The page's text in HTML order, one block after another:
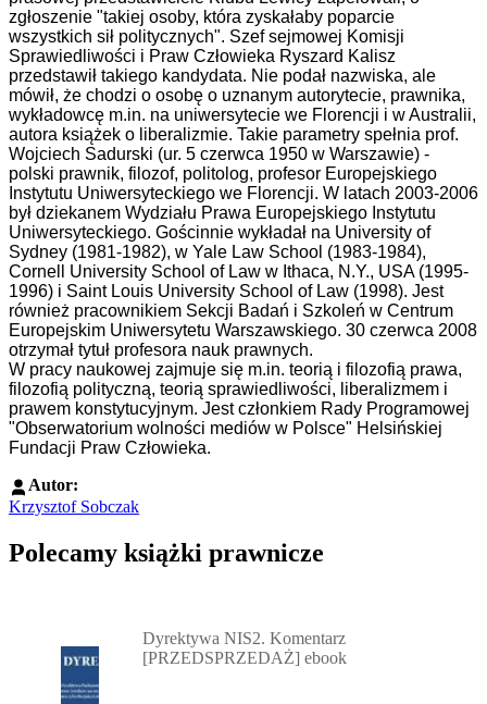
zgłoszenie "takiej osoby, która zyskałaby poparcie
wszystkich sił politycznych". Szef sejmowej Komisji
Sprawiedliwości i Praw Człowieka Ryszard Kalisz
przedstawił takiego kandydata. Nie podał nazwiska, ale
mówił, że chodzi o osobę o uznanym autorytecie, prawnika,
wykładowcę m.in. na uniwersytecie we Florencji i w Australii,
autora książek o liberalizmie. Takie parametry spełnia prof.
Wojciech Sadurski (ur. 5 czerwca 1950 w Warszawie) -
polski prawnik, filozof, politolog, profesor Europejskiego
Instytutu Uniwersyteckiego we Florencji. W latach 2003-2006
był dziekanem Wydziału Prawa Europejskiego Instytutu
Uniwersyteckiego. Gościnnie wykładał na University of
Sydney (1981-1982), w Yale Law School (1983-1984),
Cornell University School of Law w Ithaca, N.Y., USA (1995-
1996) i Saint Louis University School of Law (1998). Jest
również pracownikiem Sekcji Badań i Szkoleń w Centrum
Europejskim Uniwersytetu Warszawskiego. 30 czerwca 2008
otrzymał tytuł profesora nauk prawnych.
W pracy naukowej zajmuje się m.in. teorią i filozofią prawa,
filozofią polityczną, teorią sprawiedliwości, liberalizmem i
prawem konstytucyjnym. Jestczłonkiem Rady Programowej
"Obserwatorium wolności mediów w Polsce" Helsińskiej
Fundacji Praw Człowieka.
Autor:
Krzysztof Sobczak
Polecamy książki prawnicze
Dyrektywa NIS2. Komentarz
[PRZEDSPRZEDAŻ] ebook